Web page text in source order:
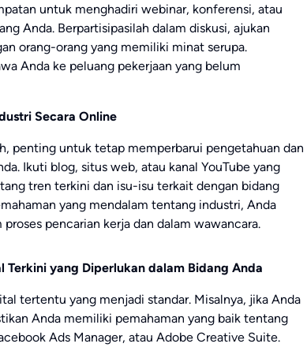
untuk menghadiri webinar, konferensi, atau
Anda. Berpartisipasilah dalam diskusi, ajukan
orang-orang yang memiliki minat serupa.
Anda ke peluang pekerjaan yang belum
Secara Online
penting untuk tetap memperbarui pengetahuan dan
Ikuti blog, situs web, atau kanal YouTube yang
tren terkini dan isu-isu terkait dengan bidang
yang mendalam tentang industri, Anda
pencarian kerja dan dalam wawancara.
yang Diperlukan dalam Bidang Anda
tertentu yang menjadi standar. Misalnya, jika Anda
Anda memiliki pemahaman yang baik tentang
Ads Manager, atau Adobe Creative Suite.